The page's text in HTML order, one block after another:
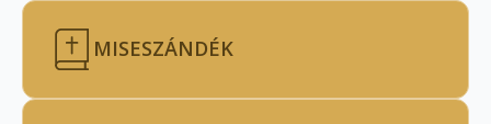
MISESZÁNDÉK